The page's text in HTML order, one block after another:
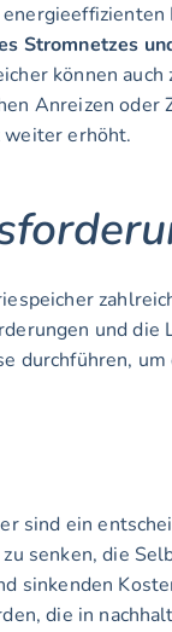
Stromnetzes
Anreizen oder
erhöht.
und
durchführen,
sind ein
senken, die
sinkenden
die in